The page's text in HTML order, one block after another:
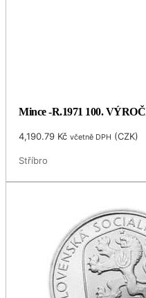
Mince -R.1971 100.
4,190.79 Kč včetně DPH (CZK)
Stříbro